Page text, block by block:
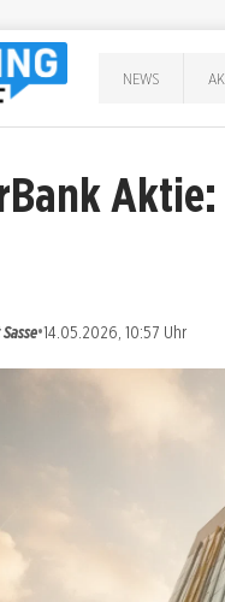
NEWS
•14.05.2026, 10:57 Uhr